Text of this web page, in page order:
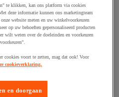
apparatuur
te klikken, kan ons platform via cookies
deze informatie kunnen ons marketingteam
website meten en uw winkelvoorkeuren
op uw behoeften gepersonaliseerd producten
wilt weten over de doeleinden en voorkeuren
cookies voort te zetten, mag dat ook! Voor
cookieverklaring.
en doorgaan